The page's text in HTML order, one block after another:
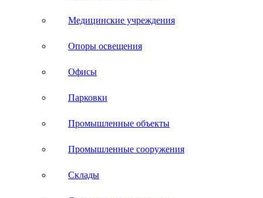
Медицинские учреждения
Опоры освещения
Офисы
Парковки
Промышленные объекты
Промышленные сооружения
Склады